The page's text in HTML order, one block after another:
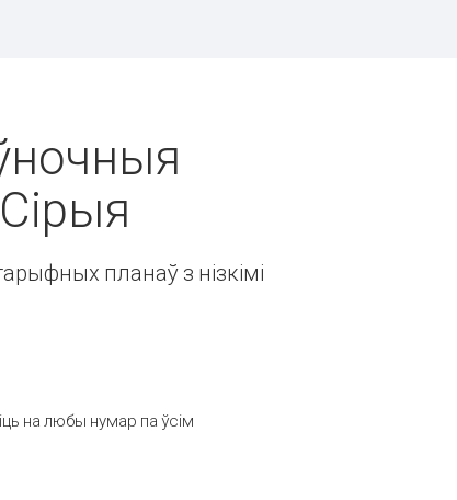
планаў з нізкімі
на любы нумар па ўсім